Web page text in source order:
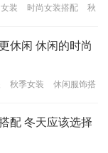
装 时尚女装搭配
秋
休闲 休闲的时尚
秋季女装
休闲服饰搭
配 冬天应该选择